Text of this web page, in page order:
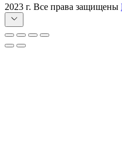
2023 г. Все права защищены